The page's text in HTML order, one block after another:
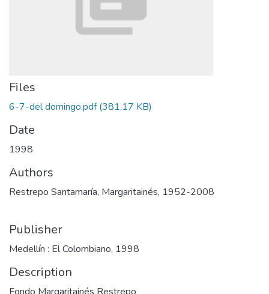
Files
6-7-del domingo.pdf(381.17 KB)
Date
1998
Authors
Restrepo Santamaría, Margaritainés, 1952-2008
Publisher
Medellín : El Colombiano, 1998
Description